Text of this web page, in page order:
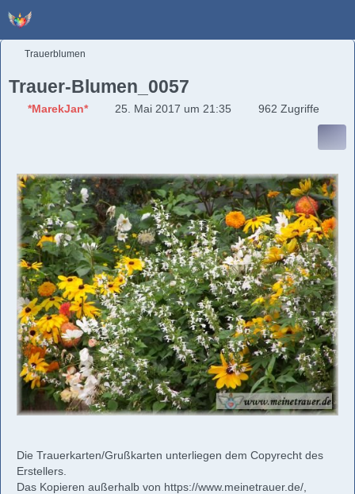
Trauerblumen
Trauer-Blumen_0057
*MarekJan* 25. Mai 2017 um 21:35 962 Zugriffe
Die Trauerkarten/Grußkarten unterliegen dem Copyrecht des
Erstellers.
Das Kopieren außerhalb von https://www.meinetrauer.de/